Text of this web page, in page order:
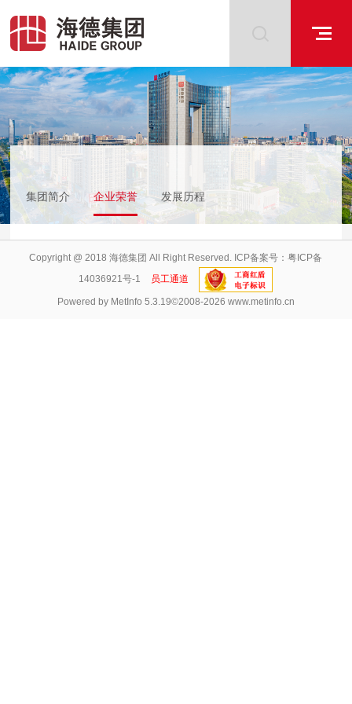
集团简介 企业荣誉 发展历程
Copyright @ 2018 海德集团 All Right Reserved. ICP备案号：粤ICP备
14036921号-1
员工通道
Powered by MetInfo 5.3.19©2008-2026 www.metinfo.cn